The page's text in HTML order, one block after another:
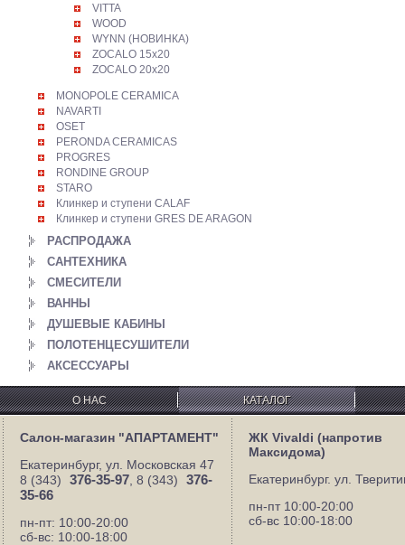
VITTA
WOOD
WYNN (НОВИНКА)
ZOCALO 15х20
ZOCALO 20х20
MONOPOLE CERAMICA
NAVARTI
OSET
PERONDA CERAMICAS
PROGRES
RONDINE GROUP
STARO
Клинкер и ступени CALAF
Клинкер и ступени GRES DE ARAGON
РАСПРОДАЖА
САНТЕХНИКА
СМЕСИТЕЛИ
ВАННЫ
ДУШЕВЫЕ КАБИНЫ
ПОЛОТЕНЦЕСУШИТЕЛИ
АКСЕССУАРЫ
О НАС КАТАЛОГ
Салон-магазин "АПАРТАМЕНТ"
Екатеринбург, ул. Московская 47
8 (343)
376-35-97 , 8 (343)
376-
35-66
пн-пт: 10:00-20:00
сб-вс: 10:00-18:00
ЖК Vivaldi (напротив
Максидома)
Екатеринбург. ул.
пн-пт 10:00-20:00
сб-вс 10:00-18:00